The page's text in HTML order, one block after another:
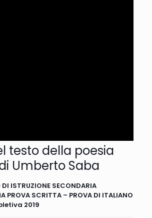
testo della poesia
Umberto Saba
ISTRUZIONE SECONDARIA
PROVA SCRITTA – PROVA DI ITALIANO
2019